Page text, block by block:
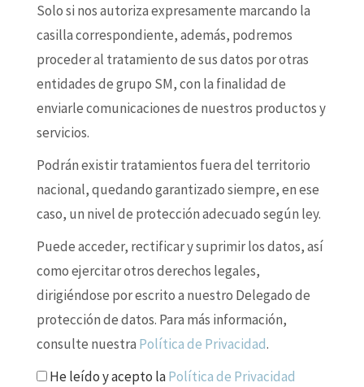
Solo si nos autoriza expresamente marcando la
casilla correspondiente, además, podremos
proceder al tratamiento de sus datos por otras
entidades de grupo SM, con la finalidad de
enviarle comunicaciones de nuestros productos y
servicios.
Podrán existir tratamientos fuera del territorio
nacional, quedando garantizado siempre, en ese
caso, un nivel de protección adecuado según ley.
Puede acceder, rectificar y suprimir los datos, así
como ejercitar otros derechos legales,
dirigiéndose por escrito a nuestro Delegado de
protección de datos. Para más información,
consulte nuestra Política de Privacidad.
He leído y acepto laPolítica de Privacidad